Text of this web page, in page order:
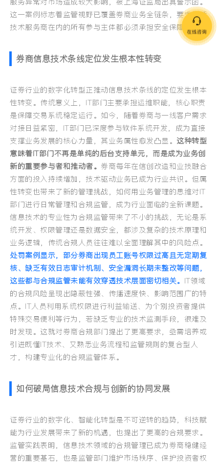
这一案例标志着监管视野已覆盖券商业务全链条，要求包括
技术服务商在内的所有参与主体都必须承担安全保障责任。
券商信息技术条线定位发生根本性转变
证券行业的数字化转型正推动信息技术条线的定位发生根本
性转变。传统意义上，IT部门主要承担运维职能，核心职责
是保障交易系统稳定运行。如今，随着券商与一线客户需求
对接日益紧密，IT部门已深度参与软件系统开发，成为直接
支撑业务发展的核心力量，其业务属性愈发凸显。 这种转型
意味着IT部门不再是单纯的后台支持单元，而是成为业务创
新的重要参与者和推动者。 券商每年在信创改造和业技融合
方面的投入持续增加，技术驱动业务已成为行业共识。但属
性转变也带来了新的管理挑战，如何用业务管理的思维对IT
部门进行日常管理和合规监管，成为行业面临的全新课题。
信息技术的专业性为合规监管带来了不小的挑战，无论是系
统开发、权限管理还是数据安全，都涉及复杂的技术原理和
业务逻辑，传统合规人员往往难以全面理解其中的风险点。
处罚案例显示，部分券商出现员工账号权限过高且无定期复
核、缺乏有效日志审计机制、安全漏洞长期未整改等问题，
这些都与合规监管未能有效穿透技术层面密切相关。 IT领域
的合规风险呈现出隐蔽性强、传播速度快、影响范围广的特
点。IT人员利用系统权限进行利益输送、为个别投资者提供
特殊交易便利等行为，若缺乏专业的技术监测手段，很难及
时发现。这就对券商合规部门提出了更高要求，亟需培养或
引进既懂IT技术、又熟悉业务流程和监管规则的复合型人
才，构建专业化的合规监管体系。
如何破局信息技术合规与创新的协同发展
证券行业的数字化、智能化转型是不可逆转的趋势，科技赋
能为行业发展带来了新的机遇，也提出了更高的合规要求。
监管实践表明，信息技术领域的合规管理已成为券商稳健经
营的重要基石，也是监管部门维护市场秩序、保护投资者权